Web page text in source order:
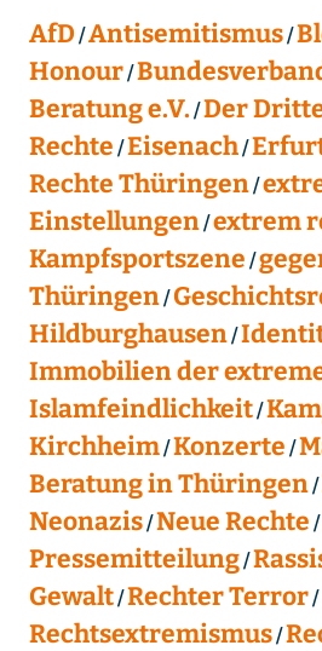
AfD Antisemitismus
Honour
Beratung e.V. Der
Rechte Eisenach
Rechte Thüringen
Einstellungen extrem
Kampfsportszene
Thüringen
Hildburghausen
Immobilien der
Islamfeindlichkeit
Kirchheim Konzerte
Beratung in Thüringen
Neonazis Neue Rechte
Pressemitteilung
Gewalt Rechter Terror
Rechtsextremismus